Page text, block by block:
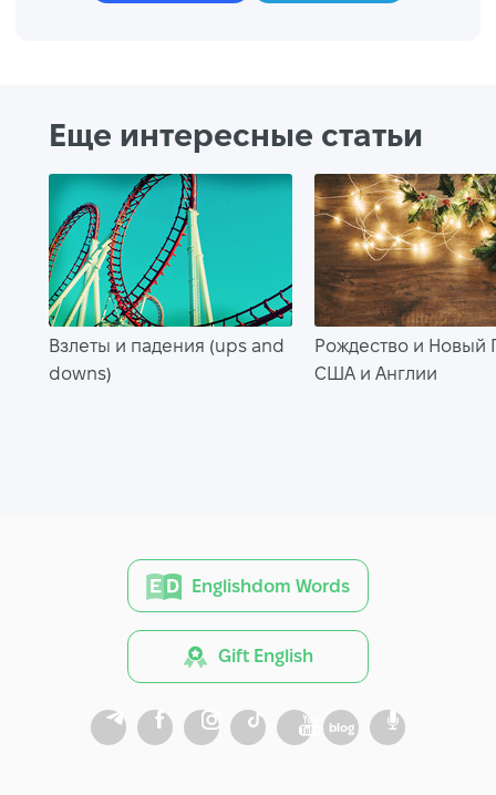
Еще интересные статьи
Взлеты и падения (ups and
downs)
Рождество и Новый
США и Англии
Englishdom Words
Gift English
blog